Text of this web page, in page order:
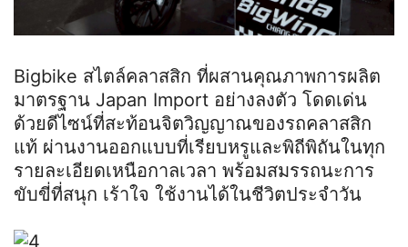
Bigbike สไตล์คลาสสิก ที่ผสานคุณภาพการผลิต
มาตรฐาน Japan Import อย่างลงตัว โดดเด่น
ด้วยดีไซน์ที่สะท้อนจิตวิญญาณของรถคลาสสิก
แท้ ผ่านงานออกแบบที่เรียบหรูและพิถีพิถันในทุก
รายละเอียดเหนือกาลเวลา พร้อมสมรรถนะการ
ขับขี่ที่สนุก เร้าใจ ใช้งานได้ในชีวิตประจำวัน